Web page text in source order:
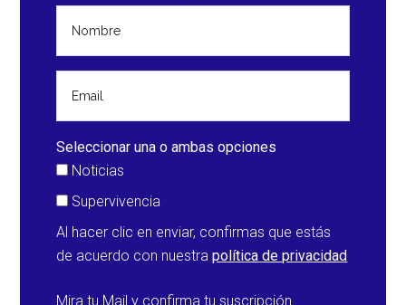
Seleccionar una o ambas opciones
Noticias
Supervivencia
Al hacer clic en enviar, confirmas que estás
de acuerdo con nuestrapolítica de privacidad
Mira tu Mail y confirma tu suscripción